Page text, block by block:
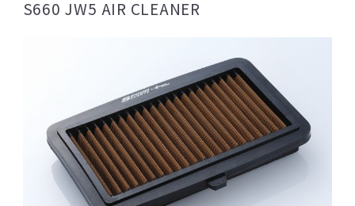
S660 JW5 AIR CLEANER